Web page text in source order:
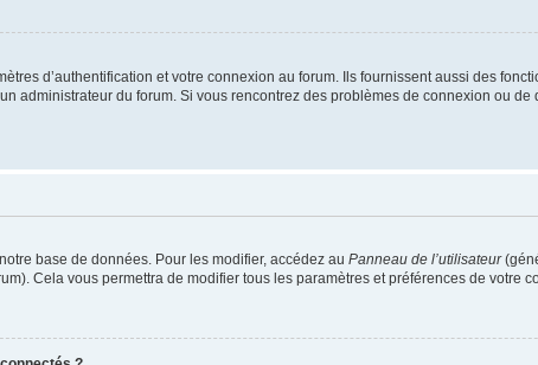
d’authentification et votre connexion au forum. Ils fournissent aussi des
administrateur du forum. Si vous rencontrez des problèmes de connexion ou de
base de données. Pour les modifier, accédez au Panneau de l’utilisateur
Cela vous permettra de modifier tous les paramètres et préférences de votre